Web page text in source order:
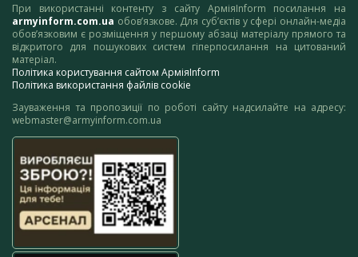
При використанні контенту з сайту АрміяInform посилання на
armyinform.com.ua обов’язкове. Для суб’єктів у сфері онлайн-медіа
обов’язковим є розміщення у першому абзаці матеріалу прямого та
відкритого для пошукових систем гіперпосилання на цитований
матеріал.
Політика користування сайтом АрміяInform
Політика використання файлів cookie
Зауваження та пропозиції по роботі сайту надсилайте на адресу:
webmaster@armyinform.com.ua